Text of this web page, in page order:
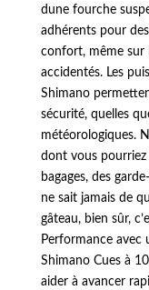
dune fourche
adhérents pour
confort, même sur
accidentés. Les
Shimano
sécurité, quelles
météorologiques.
dont vous
bagages, des
ne sait jamais de
gâteau, bien sûr,
Performance avec
Shimano Cues à
aider à avancer